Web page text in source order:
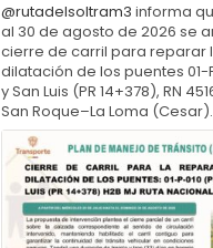
@rutadelsoltram3 informa
al 30 de agosto de 2026 se
cierre de carril para reparar
dilatación de los puentes 01-
y San Luis (PR 14+378), RN
San Roque–La Loma (Cesar).